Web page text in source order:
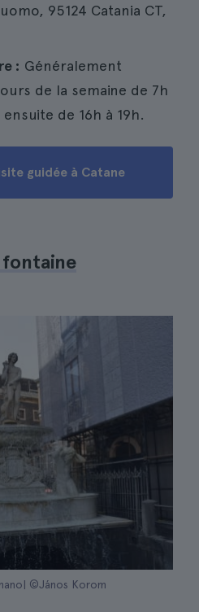
95124 Catania CT,
: Généralement
de la semaine de 7h
de 16h à 19h.
guidée à Catane
©János Korom